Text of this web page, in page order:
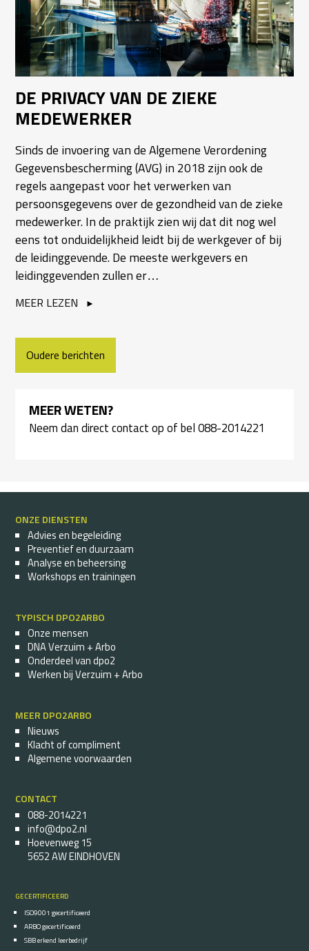
MEER WETEN?
Neem dandirect contactop of bel 088-2014221
DE PRIVACY VAN DE ZIEKE
MEDEWERKER
Sinds de invoering van de Algemene Verordening
Gegevensbescherming (AVG) in 2018 zijn ook de
regels aangepast voor het verwerken van
persoonsgegevens over de gezondheid van de zieke
medewerker. In de praktijk zien wij dat dit nog wel
eens tot onduidelijkheid leidt bij de werkgever of bij
de leidinggevende. De meeste werkgevers en
leidinggevenden zullen er…
MEER LEZEN
BERICHTEN
NAVIGATIE
Oudere berichten
ONZE DIENSTEN
Advies en begeleiding
Preventief en duurzaam
Analyse en beheersing
Workshops en trainingen
TYPISCH DPO2ARBO
Onze mensen
DNA Verzuim + Arbo
Onderdeel van dpo2
Werken bij Verzuim + Arbo
MEER DPO2ARBO
Nieuws
Klacht of compliment
Algemene voorwaarden
CONTACT
088-2014221
info@dpo2.nl
Hoevenweg 15
5652 AW EINDHOVEN
GECERTIFICEERD
ISO9001 gecertificeerd
ARBO gecertificeerd
SBB erkend leerbedrijf